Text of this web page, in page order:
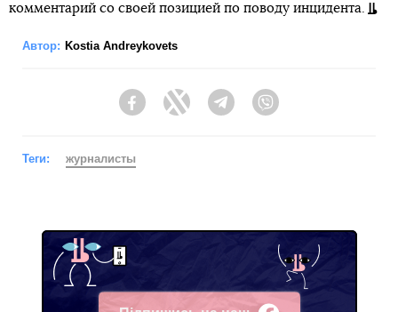
комментарий со своей позицией по поводу инцидента.
Автор: Kostia Andreykovets
FacebookTwitter Telegram
Теги: журналисты